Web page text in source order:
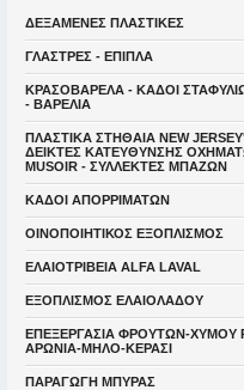
ΔΕΞΑΜΕΝΕΣ ΠΛΑΣΤΙΚΕΣ
ΓΛΑΣΤΡΕΣ - ΕΠΙΠΛΑ
ΚΡΑΣΟΒΑΡΕΛΑ - ΚΑΔΟΙ
- ΒΑΡΕΛΙΑ
ΠΛΑΣΤΙΚΑ ΣΤΗΘΑΙΑ NEW
ΔΕΙΚΤΕΣ ΚΑΤΕΥΘYΝΣΗΣ
MUSOIR - ΣΥΛΛΕΚΤΕΣ ΜΠΑΖΩΝ
ΚΑΔΟΙ ΑΠΟΡΡΙΜΑΤΩΝ
ΟΙΝΟΠΟΙΗΤΙΚΟΣ ΕΞΟΠΛΙΣΜΟΣ
ΕΛΑΙΟΤΡΙΒΕΙΑ ALFA LAVAL
ΕΞΟΠΛΙΣΜΟΣ ΕΛΑΙΟΛΑΔΟΥ
ΕΠΕΞΕΡΓΑΣΙΑ ΦΡΟΥΤΩΝ-ΧΥΜΟΥ
ΑΡΩΝΙΑ-ΜΗΛΟ-ΚΕΡΑΣΙ
ΠΑΡΑΓΩΓΗ ΜΠΥΡΑΣ